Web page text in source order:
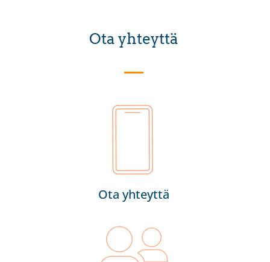
Ota yhteyttä
Ota yhteyttä